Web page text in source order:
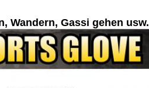
Wandern, Gassi gehen usw.